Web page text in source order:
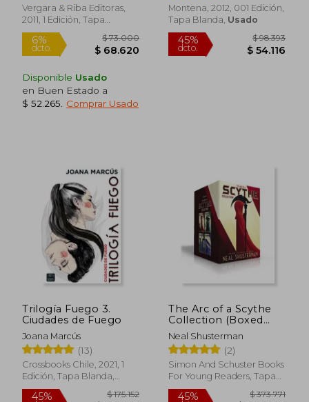
45%
dcto. $ 61.827
6%
dcto.
Vergara & Riba Editoras,
2011, 1 Edición, Tapa
Blanda, Nuevo
Disponible Usado
en Buen Estado a
$ 52.265
Comprar Usado
Montena, 2012, 001 Edición,
Tapa Blanda, Usado
Trilogía Fuego 3.
Ciudades de Fuego
Joana Marcús
(13)
Crossbooks Chile, 2021, 1
Edición, Tapa Blanda,
Nuevo
The Arc of a Scythe
Collection (Boxed
Set): Scythe;
Thunderhead; The
Toll; Gleanings (en
Inglés)
Neal Shusterman
(2)
Simon And Schuster Books
For Young Readers, Tapa
Dura, Nuevo